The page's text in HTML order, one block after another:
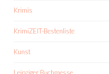
Krimis
KrimiZEIT-Bestenliste
Kunst